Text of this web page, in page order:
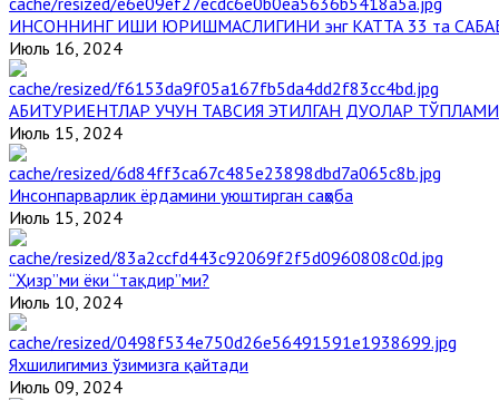
ИНСОННИНГ ИШИ ЮРИШМАСЛИГИНИ энг КАТТА 33 та
Июль 16, 2024
АБИТУРИЕНТЛАР УЧУН ТАВСИЯ ЭТИЛГАН ДУОЛАР ТЎПЛАМИ
Июль 15, 2024
Инсонпарварлик ёрдамини уюштирган саҳоба
Июль 15, 2024
“Ҳизр”ми ёки “тақдир”ми?
Июль 10, 2024
Яхшилигимиз ўзимизга қайтади
Июль 09, 2024